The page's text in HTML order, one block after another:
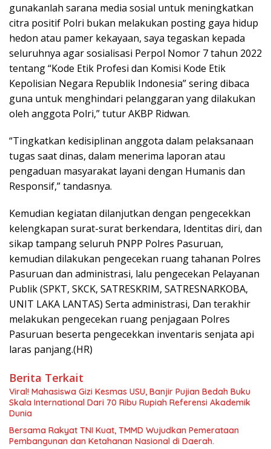
gunakanlah sarana media sosial untuk meningkatkan
citra positif Polri bukan melakukan posting gaya hidup
hedon atau pamer kekayaan, saya tegaskan kepada
seluruhnya agar sosialisasi Perpol Nomor 7 tahun 2022
tentang “Kode Etik Profesi dan Komisi Kode Etik
Kepolisian Negara Republik Indonesia” sering dibaca
guna untuk menghindari pelanggaran yang dilakukan
oleh anggota Polri,” tutur AKBP Ridwan.
“Tingkatkan kedisiplinan anggota dalam pelaksanaan
tugas saat dinas, dalam menerima laporan atau
pengaduan masyarakat layani dengan Humanis dan
Responsif,” tandasnya.
Kemudian kegiatan dilanjutkan dengan pengecekkan
kelengkapan surat-surat berkendara, Identitas diri, dan
sikap tampang seluruh PNPP Polres Pasuruan,
kemudian dilakukan pengecekan ruang tahanan Polres
Pasuruan dan administrasi, lalu pengecekan Pelayanan
Publik (SPKT, SKCK, SATRESKRIM, SATRESNARKOBA,
UNIT LAKA LANTAS) Serta administrasi, Dan terakhir
melakukan pengecekan ruang penjagaan Polres
Pasuruan beserta pengecekkan inventaris senjata api
laras panjang.(HR)
Berita Terkait
Viral! Mahasiswa Gizi Kesmas USU, Banjir Pujian Bedah Buku
Skala International Dari 70 Ribu Rupiah Referensi Akademik
Dunia
Bersama Rakyat TNI Kuat, TMMD Wujudkan Pemerataan
Pembangunan dan Ketahanan Nasional di Daerah.